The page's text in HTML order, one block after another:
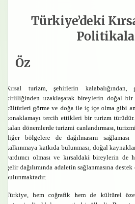
Türkiye’deki
Öz
Kırsal turizm, şehirlerin
kirliliğinden uzaklaşarak bireylerin doğal bir
kültürleri görme ve doğa ile iç içe olma gibi
konaklamayı tercih ettikleri bir turizm
kalan dönemlerde turizmi canlandırması,
diğer bölgelere de dağılmasını
kalkınmaya katkıda bulunması, doğal
yardımcı olması ve kırsaldaki bireylerin de
gelir dağılımında adaletin sağlanmasına
bulunmaktadır.
Türkiye, hem coğrafik hem de kültürel